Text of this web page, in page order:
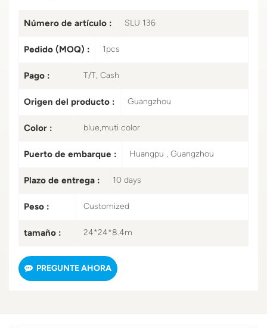
Número de artículo : SLU 136
Pedido (MOQ) : 1pcs
Pago : T/T, Cash
Origen del producto : Guangzhou
Color : blue,muti color
Puerto de embarque : Huangpu , Guangzhou
Plazo de entrega : 10 days
Peso : Customized
tamaño : 24*24*8.4m
PREGUNTE AHORA